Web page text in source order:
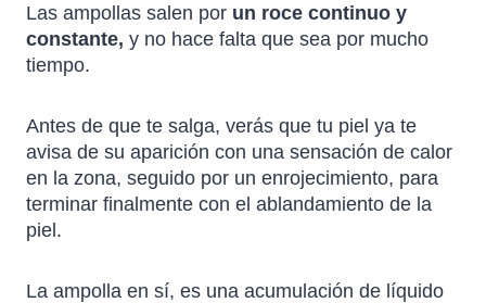
Las ampollas salen por un roce continuo y
constante, y no hace falta que sea por mucho
tiempo.
Antes de que te salga, verás que tu piel ya te
avisa de su aparición con una sensación de calor
en la zona, seguido por un enrojecimiento, para
terminar finalmente con el ablandamiento de la
piel.
La ampolla en sí, es una acumulación de líquido